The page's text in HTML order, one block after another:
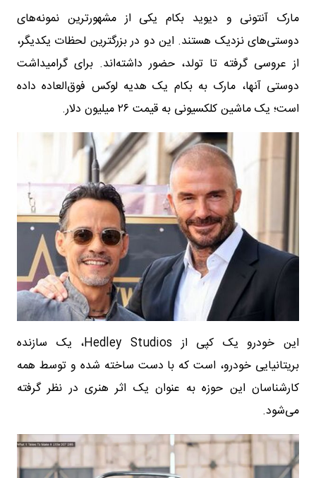
مارک آنتونی و دیوید بکام یکی از مشهورترین نمونه‌های
دوستی‌های نزدیک هستند. این دو در بزرگترین لحظات یکدیگر،
از عروسی گرفته تا تولد، حضور داشته‌اند. برای گرامیداشت
دوستی آنها، مارک به بکام یک هدیه لوکس فوق‌العاده داده
است؛ یک ماشین کلکسیونی به قیمت ۲۶ میلیون دلار.
این خودرو یک کپی از Hedley Studios، یک سازنده
بریتانیایی خودرو، است که با دست ساخته شده و توسط همه
کارشناسان این حوزه به عنوان یک اثر هنری در نظر گرفته
می‌شود.